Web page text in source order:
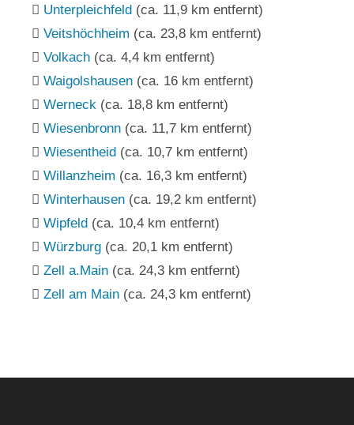
Unterpleichfeld (ca. 11,9 km entfernt)
Veitshöchheim (ca. 23,8 km entfernt)
Volkach (ca. 4,4 km entfernt)
Waigolshausen (ca. 16 km entfernt)
Werneck (ca. 18,8 km entfernt)
Wiesenbronn (ca. 11,7 km entfernt)
Wiesentheid (ca. 10,7 km entfernt)
Willanzheim (ca. 16,3 km entfernt)
Winterhausen (ca. 19,2 km entfernt)
Wipfeld (ca. 10,4 km entfernt)
Würzburg (ca. 20,1 km entfernt)
Zell a.Main (ca. 24,3 km entfernt)
Zell am Main (ca. 24,3 km entfernt)